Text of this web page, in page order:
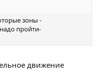
зоны -
пройти-
движение